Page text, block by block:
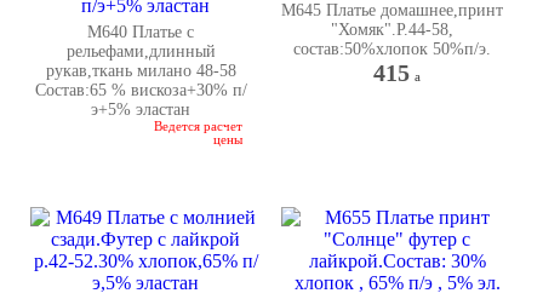
М640 Платье с
рельефами,длинный
рукав,ткань милано 48-58
Состав:65 % вискоза+30% п/
э+5% эластан
Ведется расчет
цены
М645 Платье домашнее,принт
"Хомяк".Р.44-58,
состав:50%хлопок 50%п/э.
415 a